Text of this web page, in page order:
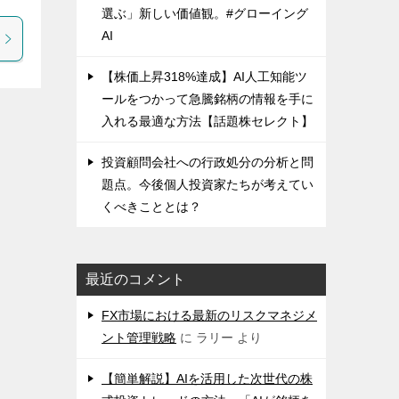
選ぶ」新しい価値観。#グローイング
AI
【株価上昇318%達成】AI人工知能ツ
ールをつかって急騰銘柄の情報を手に
入れる最適な方法【話題株セレクト】
投資顧問会社への行政処分の分析と問
題点。今後個人投資家たちが考えてい
くべきこととは？
最近のコメント
FX市場における最新のリスクマネジメ
ント管理戦略 に ラリー より
【簡単解説】AIを活用した次世代の株